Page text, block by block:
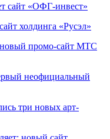
сайт «ОФГ-инвест»
холдинга «Русэл»
новый промо-сайт МТС
неофициальный
три новых арт-